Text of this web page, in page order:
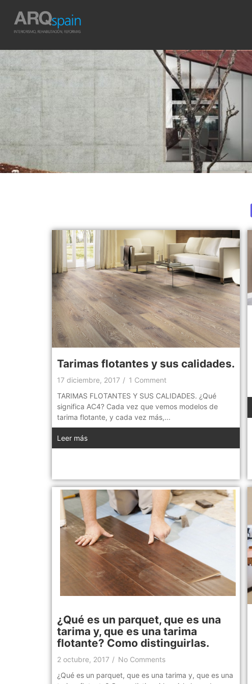
Tarimas flotantes y sus calidades.
17 diciembre, 2017 / 1 Comment
TARIMAS FLOTANTES Y SUS CALIDADES. ¿Qué
significa AC4? Cada vez que vemos modelos de
tarima flotante, y cada vez más,...
Leer más
¿Qué es un parquet, que es una
tarima y, que es una tarima
flotante? Como distinguirlas.
2 octubre, 2017 / No Comments
¿Qué es un parquet, que es una tarima y, que es una